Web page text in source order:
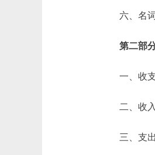
六、名词
第二部
一、收支
二、收入
三、支出